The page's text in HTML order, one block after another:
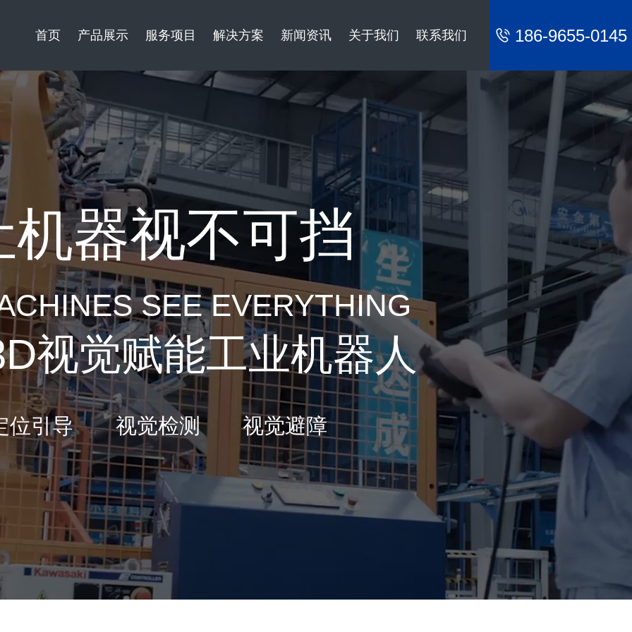
186-9655-0145
首页 产品展示 服务项目 解决方案 新闻资讯 关于我们 联系我们
机器视不可挡
SEE EVERYTHING
视觉赋能工业机器人
位引导 视觉检测 视觉避障